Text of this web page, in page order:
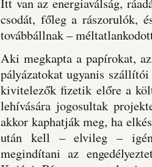
Itt van az energiaválság,
csodát, főleg a rászorulók,
továbbállnak –
Aki megkapta a papírokat,
pályázatokat ugyanis
kivitelezők fizetik előre a
lehívására jogosultak
akkor kaphatják meg, ha
után kell – elvileg –
megindítani az